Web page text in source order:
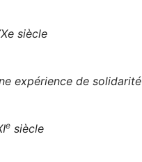
siècle
expérience de solidarité
e siècle